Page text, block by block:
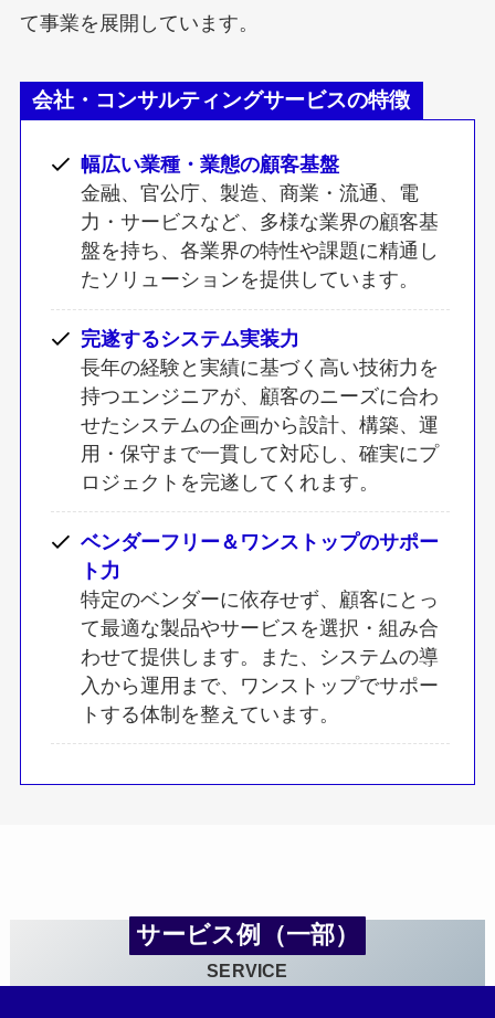
て事業を展開しています。
会社・コンサルティングサービスの特徴
幅広い業種・業態の顧客基盤
金融、官公庁、製造、商業・流通、電
力・サービスなど、多様な業界の顧客基
盤を持ち、各業界の特性や課題に精通し
たソリューションを提供しています。
完遂するシステム実装力
長年の経験と実績に基づく高い技術力を
持つエンジニアが、顧客のニーズに合わ
せたシステムの企画から設計、構築、運
用・保守まで一貫して対応し、確実にプ
ロジェクトを完遂してくれます。
ベンダーフリー＆ワンストップのサポー
ト力
特定のベンダーに依存せず、顧客にとっ
て最適な製品やサービスを選択・組み合
わせて提供します。また、システムの導
入から運用まで、ワンストップでサポー
トする体制を整えています。
サービス例（一部）
SERVICE